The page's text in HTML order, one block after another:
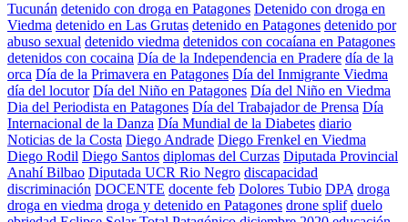
Tucunán detenido con droga en Patagones Detenido con droga en
Viedma detenido en Las Grutas detenido en Patagones detenido por
abuso sexual detenido viedma detenidos con cocaíana en Patagones
detenidos con cocaina Día de la Independencia en Pradere día de la
orca Día de la Primavera en Patagones Día del Inmigrante Viedma
día del locutor Día del Niño en Patagones Día del Niño en Viedma
Dia del Periodista en Patagones Día del Trabajador de Prensa Día
Internacional de la Danza Día Mundial de la Diabetes diario
Noticias de la Costa Diego Andrade Diego Frenkel en Viedma
Diego Rodil Diego Santos diplomas del Curzas Diputada Provincial
Anahí Bilbao Diputada UCR Rio Negro discapacidad
discriminación DOCENTE docente feb Dolores Tubio DPA droga
droga en viedma droga y detenido en Patagones drone splif duelo